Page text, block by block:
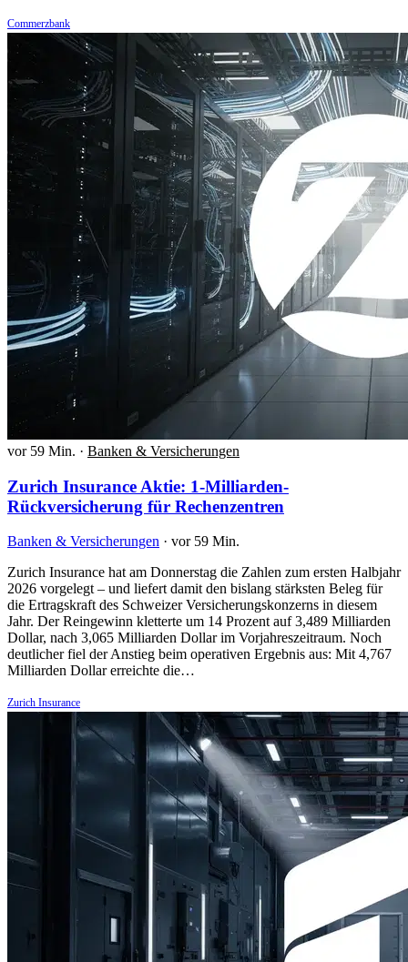
Commerzbank
vor 59 Min. · Banken & Versicherungen
Zurich Insurance Aktie: 1-Milliarden-
Rückversicherung für Rechenzentren
Banken & Versicherungen · vor 59 Min.
Zurich Insurance hat am Donnerstag die Zahlen zum ersten Halbjahr
2026 vorgelegt – und liefert damit den bislang stärksten Beleg für
die Ertragskraft des Schweizer Versicherungskonzerns in diesem
Jahr. Der Reingewinn kletterte um 14 Prozent auf 3,489 Milliarden
Dollar, nach 3,065 Milliarden Dollar im Vorjahreszeitraum. Noch
deutlicher fiel der Anstieg beim operativen Ergebnis aus: Mit 4,767
Milliarden Dollar erreichte die…
Zurich Insurance